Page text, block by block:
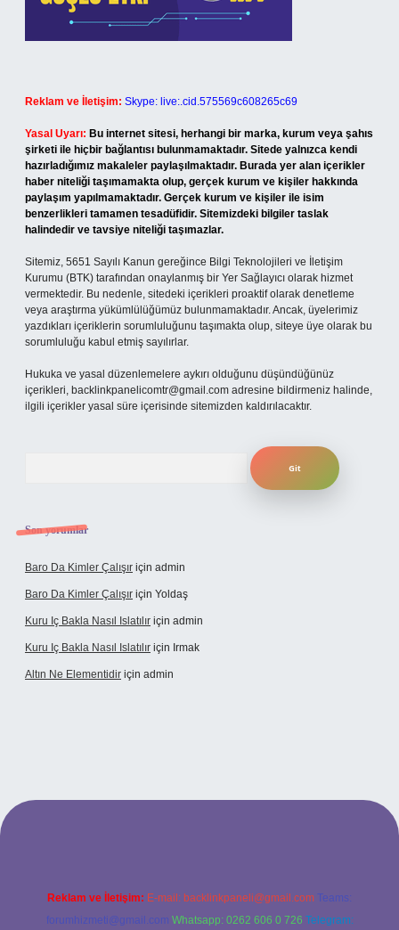
Reklam ve İletişim: Skype: live:.cid.575569c608265c69
Yasal Uyarı: Bu internet sitesi, herhangi bir marka, kurum veya şahıs
şirketi ile hiçbir bağlantısı bulunmamaktadır. Sitede yalnızca kendi
hazırladığımız makaleler paylaşılmaktadır. Burada yer alan içerikler
haber niteliği taşımamakta olup, gerçek kurum ve kişiler hakkında
paylaşım yapılmamaktadır. Gerçek kurum ve kişiler ile isim
benzerlikleri tamamen tesadüfidir. Sitemizdeki bilgiler taslak
halindedir ve tavsiye niteliği taşımazlar.
Sitemiz, 5651 Sayılı Kanun gereğince Bilgi Teknolojileri ve İletişim
Kurumu (BTK) tarafından onaylanmış bir Yer Sağlayıcı olarak hizmet
vermektedir. Bu nedenle, sitedeki içerikleri proaktif olarak denetleme
veya araştırma yükümlülüğümüz bulunmamaktadır. Ancak, üyelerimiz
yazdıkları içeriklerin sorumluluğunu taşımakta olup, siteye üye olarak bu
sorumluluğu kabul etmiş sayılırlar.
Hukuka ve yasal düzenlemelere aykırı olduğunu düşündüğünüz
içerikleri, backlinkpanelicomtr@gmail.com adresine bildirmeniz halinde,
ilgili içerikler yasal süre içerisinde sitemizden kaldırılacaktır.
Son yorumlar
Baro Da Kimler Çalışır için admin
Baro Da Kimler Çalışır için Yoldaş
Kuru Iç Bakla Nasıl Islatılır için admin
Kuru Iç Bakla Nasıl Islatılır için Irmak
Altın Ne Elementidir için admin
giriş
Reklam ve İletişim: E-mail: backlinkpaneli@gmail.com Teams:
forumhizmeti@gmail.com Whatsapp: 0262 606 0 726 Telegram: